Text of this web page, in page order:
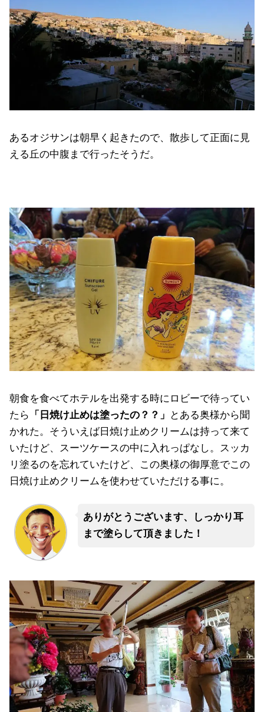
あるオジサンは朝早く起きたので、散歩して正面に見
える丘の中腹まで行ったそうだ。
朝食を食べてホテルを出発する時にロビーで待ってい
たら
「日焼け止めは塗ったの？？」
とある奥様から聞
かれた。そういえば日焼け止めクリームは持って来て
いたけど、スーツケースの中に入れっぱなし。スッカ
リ塗るのを忘れていたけど、この奥様の御厚意でこの
日焼け止めクリームを使わせていただける事に。
ありがとうございます、しっかり耳
まで塗らして頂きました！